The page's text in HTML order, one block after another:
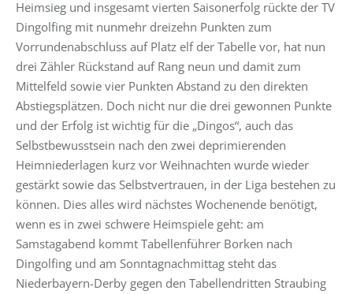
Heimsieg und insgesamt vierten Saisonerfolg rückte der TV
Dingolfing mit nunmehr dreizehn Punkten zum
Vorrundenabschluss auf Platz elf der Tabelle vor, hat nun
drei Zähler Rückstand auf Rang neun und damit zum
Mittelfeld sowie vier Punkten Abstand zu den direkten
Abstiegsplätzen. Doch nicht nur die drei gewonnen Punkte
und der Erfolg ist wichtig für die „Dingos“, auch das
Selbstbewusstsein nach den zwei deprimierenden
Heimniederlagen kurz vor Weihnachten wurde wieder
gestärkt sowie das Selbstvertrauen, in der Liga bestehen zu
können. Dies alles wird nächstes Wochenende benötigt,
wenn es in zwei schwere Heimspiele geht: am
Samstagabend kommt Tabellenführer Borken nach
Dingolfing und am Sonntagnachmittag steht das
Niederbayern-Derby gegen den Tabellendritten Straubing